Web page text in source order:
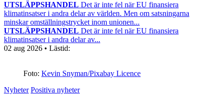
UTSLÄPPSHANDEL Det är inte fel när EU finansiera
klimatinsatser i andra delar av världen. Men om satsningarna
minskar omställningstrycket inom unionen...
UTSLÄPPSHANDEL Det är inte fel när EU finansiera
klimatinsatser i andra delar av...
02 aug 2026 • Lästid:
Foto: Kevin Snyman/Pixabay Licence
Nyheter Positiva nyheter